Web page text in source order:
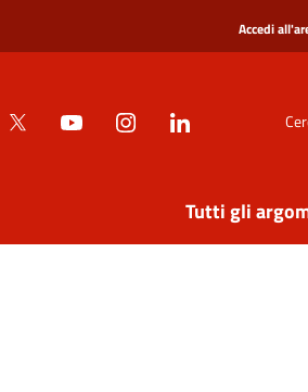
Accedi
Tutti gli